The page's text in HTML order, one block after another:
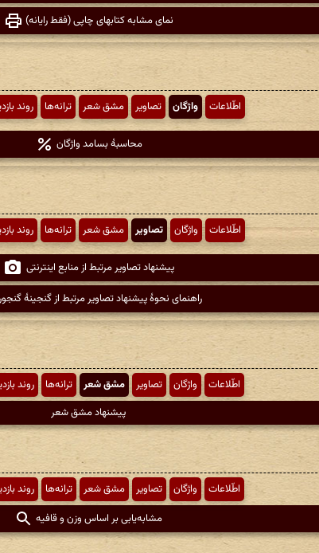
نمای مشابه کتابهای چاپی (فقط رایانه)
اطّلاعات واژگان تصاویر مشق شعر ترانه‌ها روند
محاسبهٔ بسامد واژگان
اطّلاعات واژگان تصاویر مشق شعر ترانه‌ها روند
پیشنهاد تصاویر مرتبط از منابع اینترنتی
راهنمای نحوهٔ پیشنهاد تصاویر مرتبط از گنجینهٔ
اطّلاعات واژگان تصاویر مشق شعر ترانه‌ها روند
پیشنهاد مشق شعر
اطّلاعات واژگان تصاویر مشق شعر ترانه‌ها روند
مشابه‌یابی بر اساس وزن و قافیه